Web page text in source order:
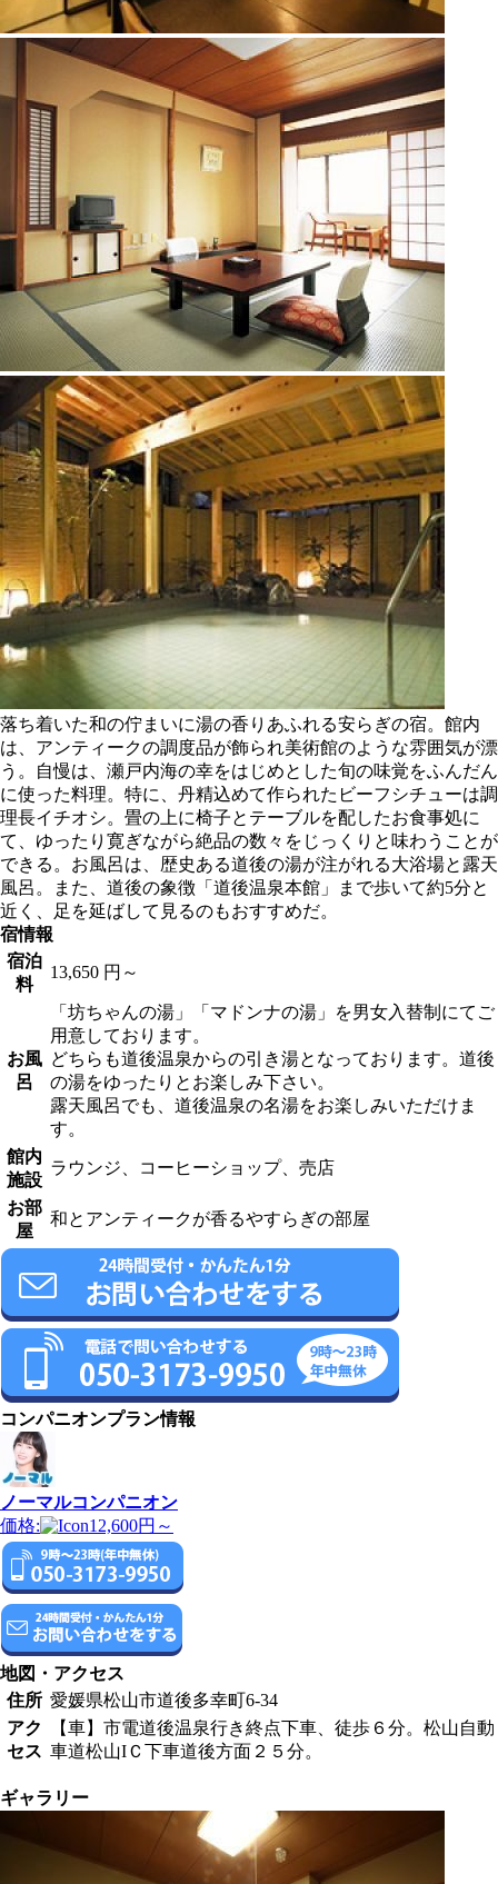
落ち着いた和の佇まいに湯の香りあふれる安らぎの宿。館内
は、アンティークの調度品が飾られ美術館のような雰囲気が漂
う。自慢は、瀬戸内海の幸をはじめとした旬の味覚をふんだん
に使った料理。特に、丹精込めて作られたビーフシチューは調
理長イチオシ。畳の上に椅子とテーブルを配したお食事処に
て、ゆったり寛ぎながら絶品の数々をじっくりと味わうことが
できる。お風呂は、歴史ある道後の湯が注がれる大浴場と露天
風呂。また、道後の象徴「道後温泉本館」まで歩いて約5分と
近く、足を延ばして見るのもおすすめだ。
宿情報
宿泊
料
13,650 円～
お風
呂
「坊ちゃんの湯」「マドンナの湯」を男女入替制にてご
用意しております。
どちらも道後温泉からの引き湯となっております。道後
の湯をゆったりとお楽しみ下さい。
露天風呂でも、道後温泉の名湯をお楽しみいただけま
す。
館内
施設
ラウンジ、コーヒーショップ、売店
お部
屋
和とアンティークが香るやすらぎの部屋
コンパニオンプラン情報
ノーマルコンパニオン
価格:
12,600円～
地図・アクセス
住所 愛媛県松山市道後多幸町6-34
アク
セス
【車】市電道後温泉行き終点下車、徒歩６分。松山自動
車道松山IＣ下車道後方面２５分。
ギャラリー